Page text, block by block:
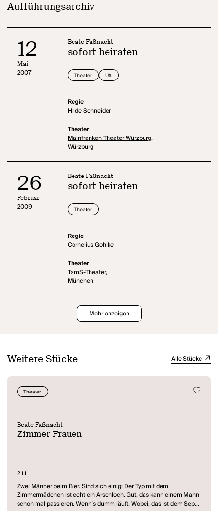
Aufführungsarchiv
12
Mai
2007
Beate Faßnacht
sofort heiraten
Theater UA
Regie
Hilde Schneider
Theater
Mainfranken Theater Würzburg,
Würzburg
26
Februar
2009
Beate Faßnacht
sofort heiraten
Theater
Regie
Cornelius Gohlke
Theater
TamS-Theater,
München
Mehr anzeigen
Weitere Stücke Alle Stücke
Theater
Beate Faßnacht
Zimmer Frauen
2 H
Zwei Männer beim Bier. Sind sich einig: Der Typ mit dem
Zimmermädchen ist echt ein Arschloch. Gut, das kann einem Mann
schon mal passieren. Wenn´s dumm läuft. Wobei, das ist dem Sepp